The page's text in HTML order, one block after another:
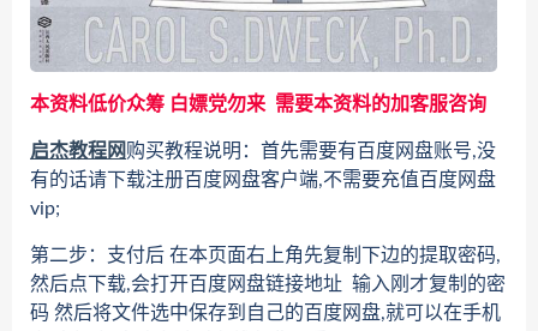
本资料低价众筹 白嫖党勿来 需要本资料的加客服咨询
启杰教程网购买教程说明：首先需要有百度网盘账号,没
有的话请下载注册百度网盘客户端,不需要充值百度网盘
vip;
第二步：支付后 在本页面右上角先复制下边的提取密码,
然后点下载,会打开百度网盘链接地址 输入刚才复制的密
码 然后将文件选中保存到自己的百度网盘,就可以在手机